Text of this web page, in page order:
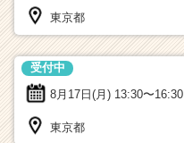
東京都
8月17日(月) 13:30〜16:30
受付中
東京都